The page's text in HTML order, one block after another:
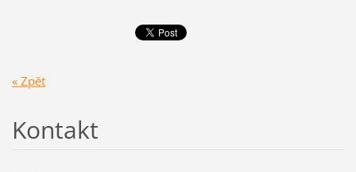
« Zpět
Kontakt